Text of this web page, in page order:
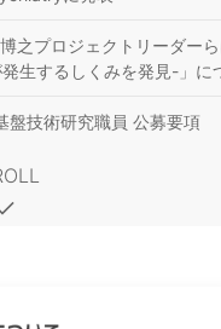
之プロジェクトリーダー
⽣するしくみを発⾒-」
盤技術研究職員 公募要項